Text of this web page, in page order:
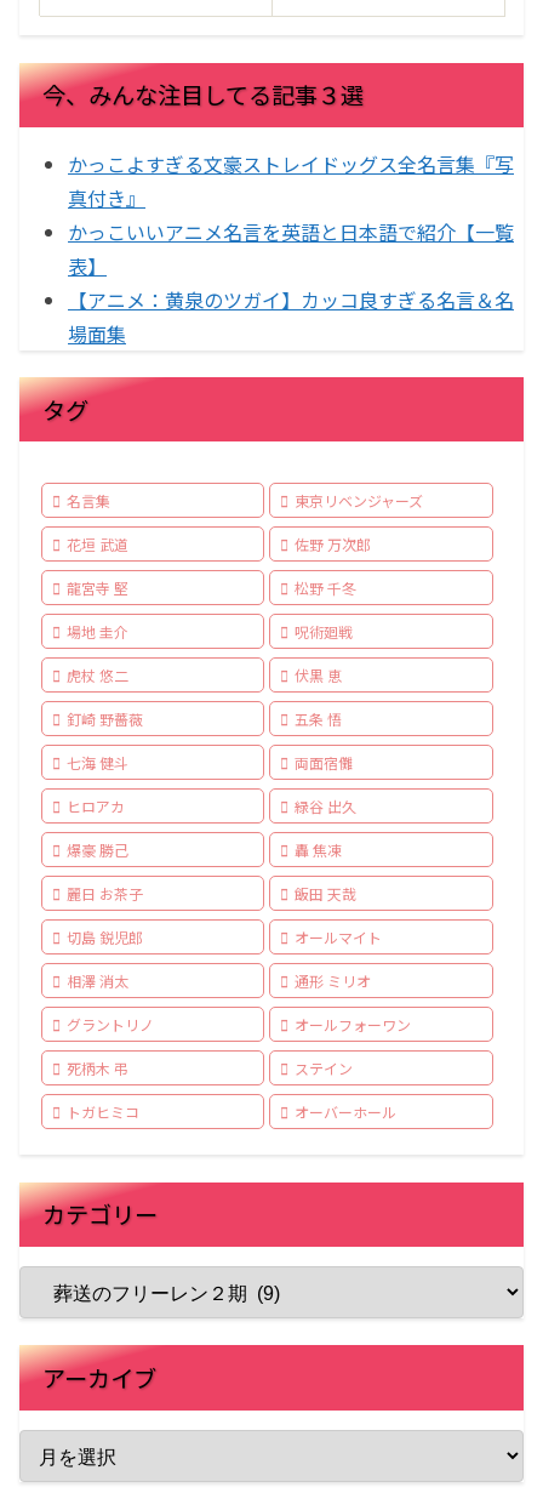
今、みんな注目してる記事３選
かっこよすぎる文豪ストレイドッグス全名言集『写
真付き』
かっこいいアニメ名言を英語と日本語で紹介【一覧
表】
【アニメ：黄泉のツガイ】カッコ良すぎる名言＆名
場面集
タグ
名言集 東京リベンジャーズ
花垣 武道 佐野 万次郎
龍宮寺 堅 松野 千冬
場地 圭介 呪術廻戦
虎杖 悠二 伏黒 恵
釘崎 野薔薇 五条 悟
七海 健斗 両面宿儺
ヒロアカ 緑谷 出久
爆豪 勝己 轟 焦凍
麗日 お茶子 飯田 天哉
切島 鋭児郎 オールマイト
相澤 消太 通形 ミリオ
グラントリノ オールフォーワン
死柄木 弔 ステイン
トガヒミコ オーバーホール
カテゴリー
アーカイブ